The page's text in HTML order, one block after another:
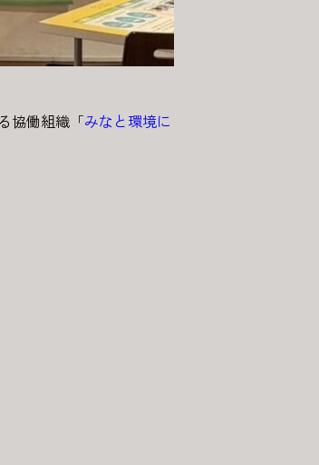
協働組織「みなと環境に